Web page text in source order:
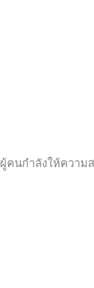
ผู้คนกำลังให้ความ